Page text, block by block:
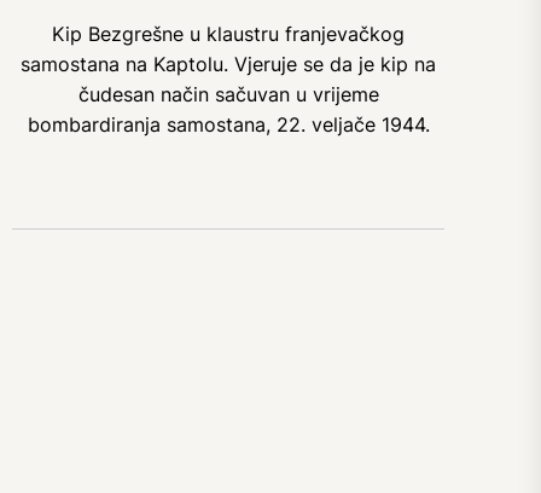
Kip Bezgrešne u klaustru franjevačkog
samostana na Kaptolu. Vjeruje se da je kip na
čudesan način sačuvan u vrijeme
bombardiranja samostana, 22. veljače 1944.